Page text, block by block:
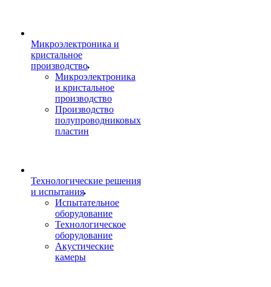
Микроэлектроника и
кристальное
производство
Микроэлектроника
и кристальное
производство
Производство
полупроводниковых
пластин
Технологические решения
и испытания
Испытательное
оборудование
Технологическое
оборудование
Акустические
камеры